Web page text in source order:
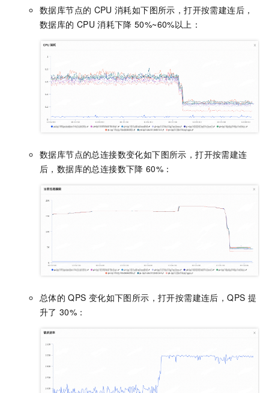
数据库节点的 CPU 消耗如下图所示，打开按需建连后，
数据库的 CPU 消耗下降 50%~60%以上：
数据库节点的总连接数变化如下图所示，打开按需建连
后，数据库的总连接数下降 60%：
总体的 QPS 变化如下图所示，打开按需建连后，QPS 提
升了 30%：